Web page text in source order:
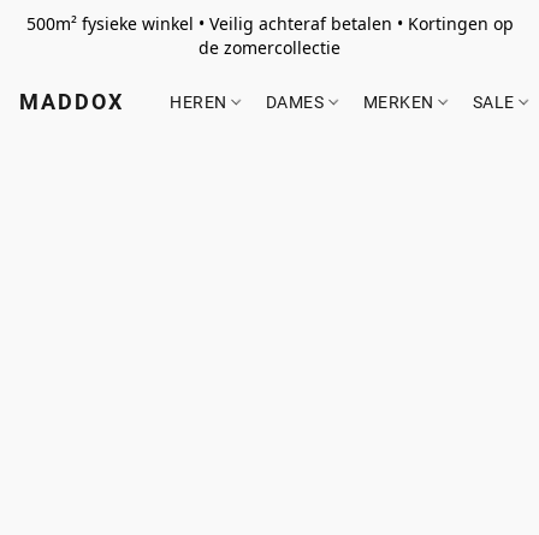
500m² fysieke winkel • Veilig achteraf betalen • Kortingen op
de zomercollectie
MADDOX HEREN DAMES MERKEN SALE